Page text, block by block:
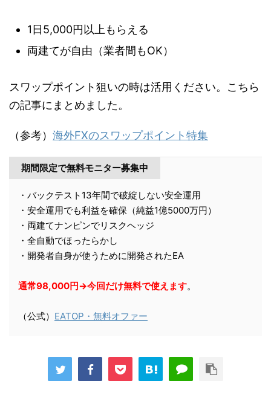
1日5,000円以上もらえる
両建てが自由（業者間もOK）
スワップポイント狙いの時は活用ください。こちら
の記事にまとめました。
（参考） 海外FXのスワップポイント特集
期間限定で無料モニター募集中
・バックテスト13年間で破綻しない安全運用
・安全運用でも利益を確保（純益1億5000万円）
・両建てナンピンでリスクヘッジ
・全自動でほったらかし
・開発者自身が使うために開発されたEA
通常98,000円→今回だけ無料で使えます。
（公式） EATOP・無料オファー